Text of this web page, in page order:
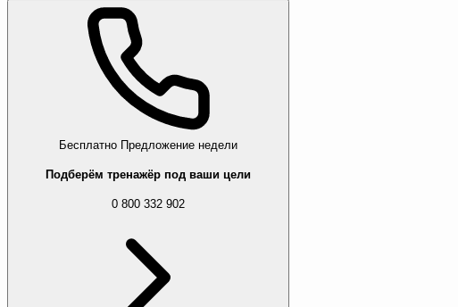
Бесплатно Предложение недели
Подберём тренажёр под ваши цели
0 800 332 902